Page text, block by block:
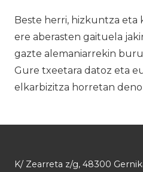
Beste herri, hizkuntza
ere aberasten gaituela
gazte alemaniarrekin
Gure txeetara datoz eta
elkarbizitza horretan
K/ Zearreta z/g, 48300